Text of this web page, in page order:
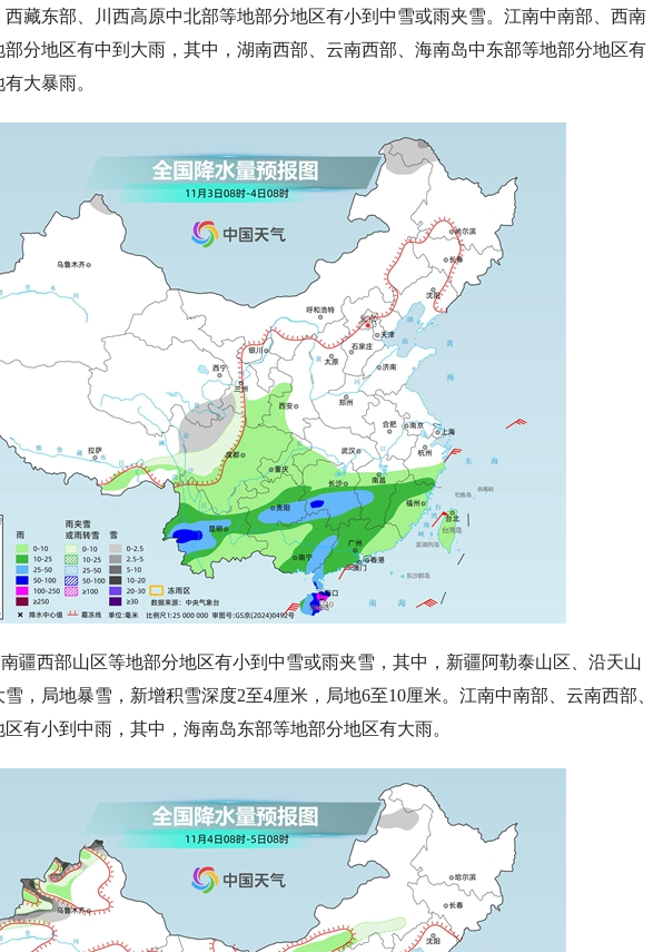
西藏东部、川西高原中北部等地部分地区有小到中雪或雨夹雪。江南中南部、西南
分地区有中到大雨，其中，湖南西部、云南西部、海南岛中东部等地部分地区有
有大暴雨。
疆西部山区等地部分地区有小到中雪或雨夹雪，其中，新疆阿勒泰山区、沿天山
，局地暴雪 ，新增积雪深度2至4厘米，局地6至10厘米。江南中南部、云南西部、
有小到中雨，其中，海南岛东部等地部分地区有大雨。